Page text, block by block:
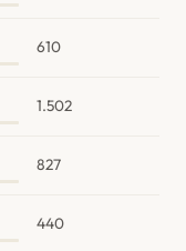
610
1.502
827
440